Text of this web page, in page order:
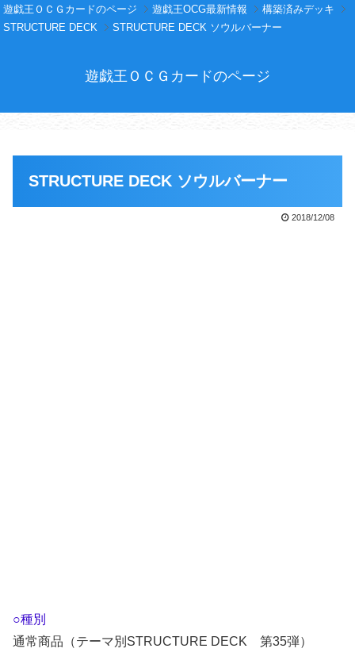
遊戯王ＯＣＧカードのページ 遊戯王OCG最新情報
構築済みデッキ
STRUCTURE DECK
STRUCTURE DECK ソウルバーナー
遊戯王ＯＣＧカードのページ
STRUCTURE DECK ソウルバーナー
2018/12/08
○種別
通常商品（テーマ別STRUCTURE DECK 第35弾）